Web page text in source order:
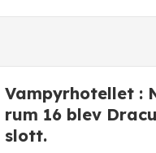
Vampyrhotellet :
rum 16 blev
slott.